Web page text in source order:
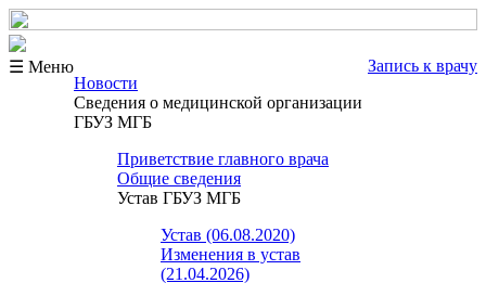
☰ Меню
Запись к врачу
Новости
Сведения о медицинской организации
ГБУЗ МГБ
Приветствие главного врача
Общие сведения
Устав ГБУЗ МГБ
Устав (06.08.2020)
Изменения в устав
(21.04.2026)